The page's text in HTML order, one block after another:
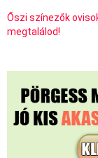
Őszi színezők
megtalálod!